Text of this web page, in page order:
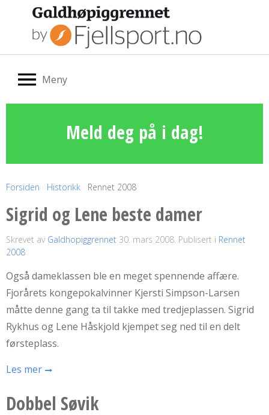
Meny
Meld deg på i dag!
Forsiden Historikk Rennet 2008
Sigrid og Lene beste damer
Skrevet av Galdhopiggrennet 30. mars 2008 . Publisert i Rennet
2008
Også dameklassen ble en meget spennende affære.
Fjorårets kongepokalvinner Kjersti Simpson-Larsen
måtte denne gang ta til takke med tredjeplassen. Sigrid
Rykhus og Lene Håskjold kjempet seg ned til en delt
førsteplass.
Les mer
Dobbel Søvik